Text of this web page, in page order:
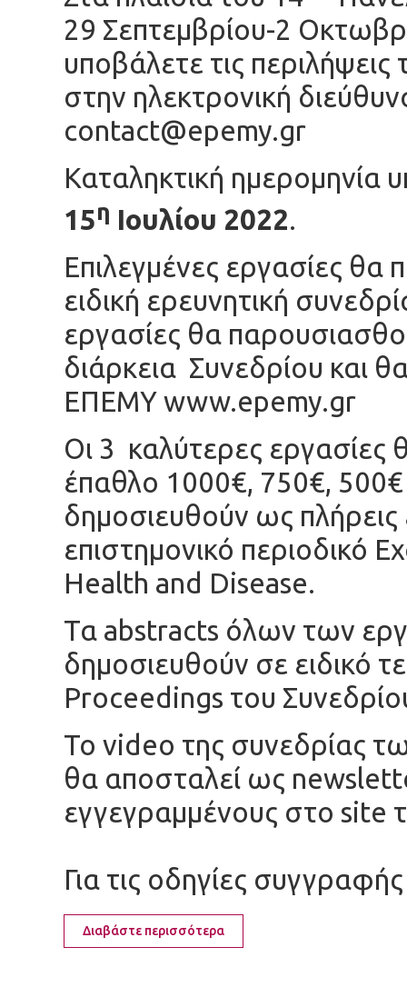
29 Σεπτεμβρίου-2
υποβάλετε τις
στην ηλεκτρονική
contact@epemy.gr
Καταληκτική ημερομηνία
15η Ιουλίου 2022.
Επιλεγμένες εργασίες
ειδική ερευνητική
εργασίες θα
διάρκεια Συνεδρίου και
ΕΠΕΜΥ www.epemy.gr
Οι 3 καλύτερες εργασίες
έπαθλο 1000€, 750€, 500€
δημοσιευθούν ως
επιστημονικό περιοδικό
Health and Disease.
Τα abstracts όλων των
δημοσιευθούν σε ειδικό
Proceedings του
Το video της συνεδρίας
θα αποσταλεί ως
εγγεγραμμένους στο site
Για τις οδηγίες
Διαβάστε περισσότερα